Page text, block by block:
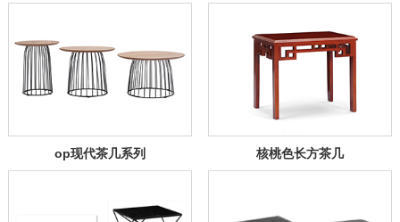
op现代茶几系列 核桃色长方茶几